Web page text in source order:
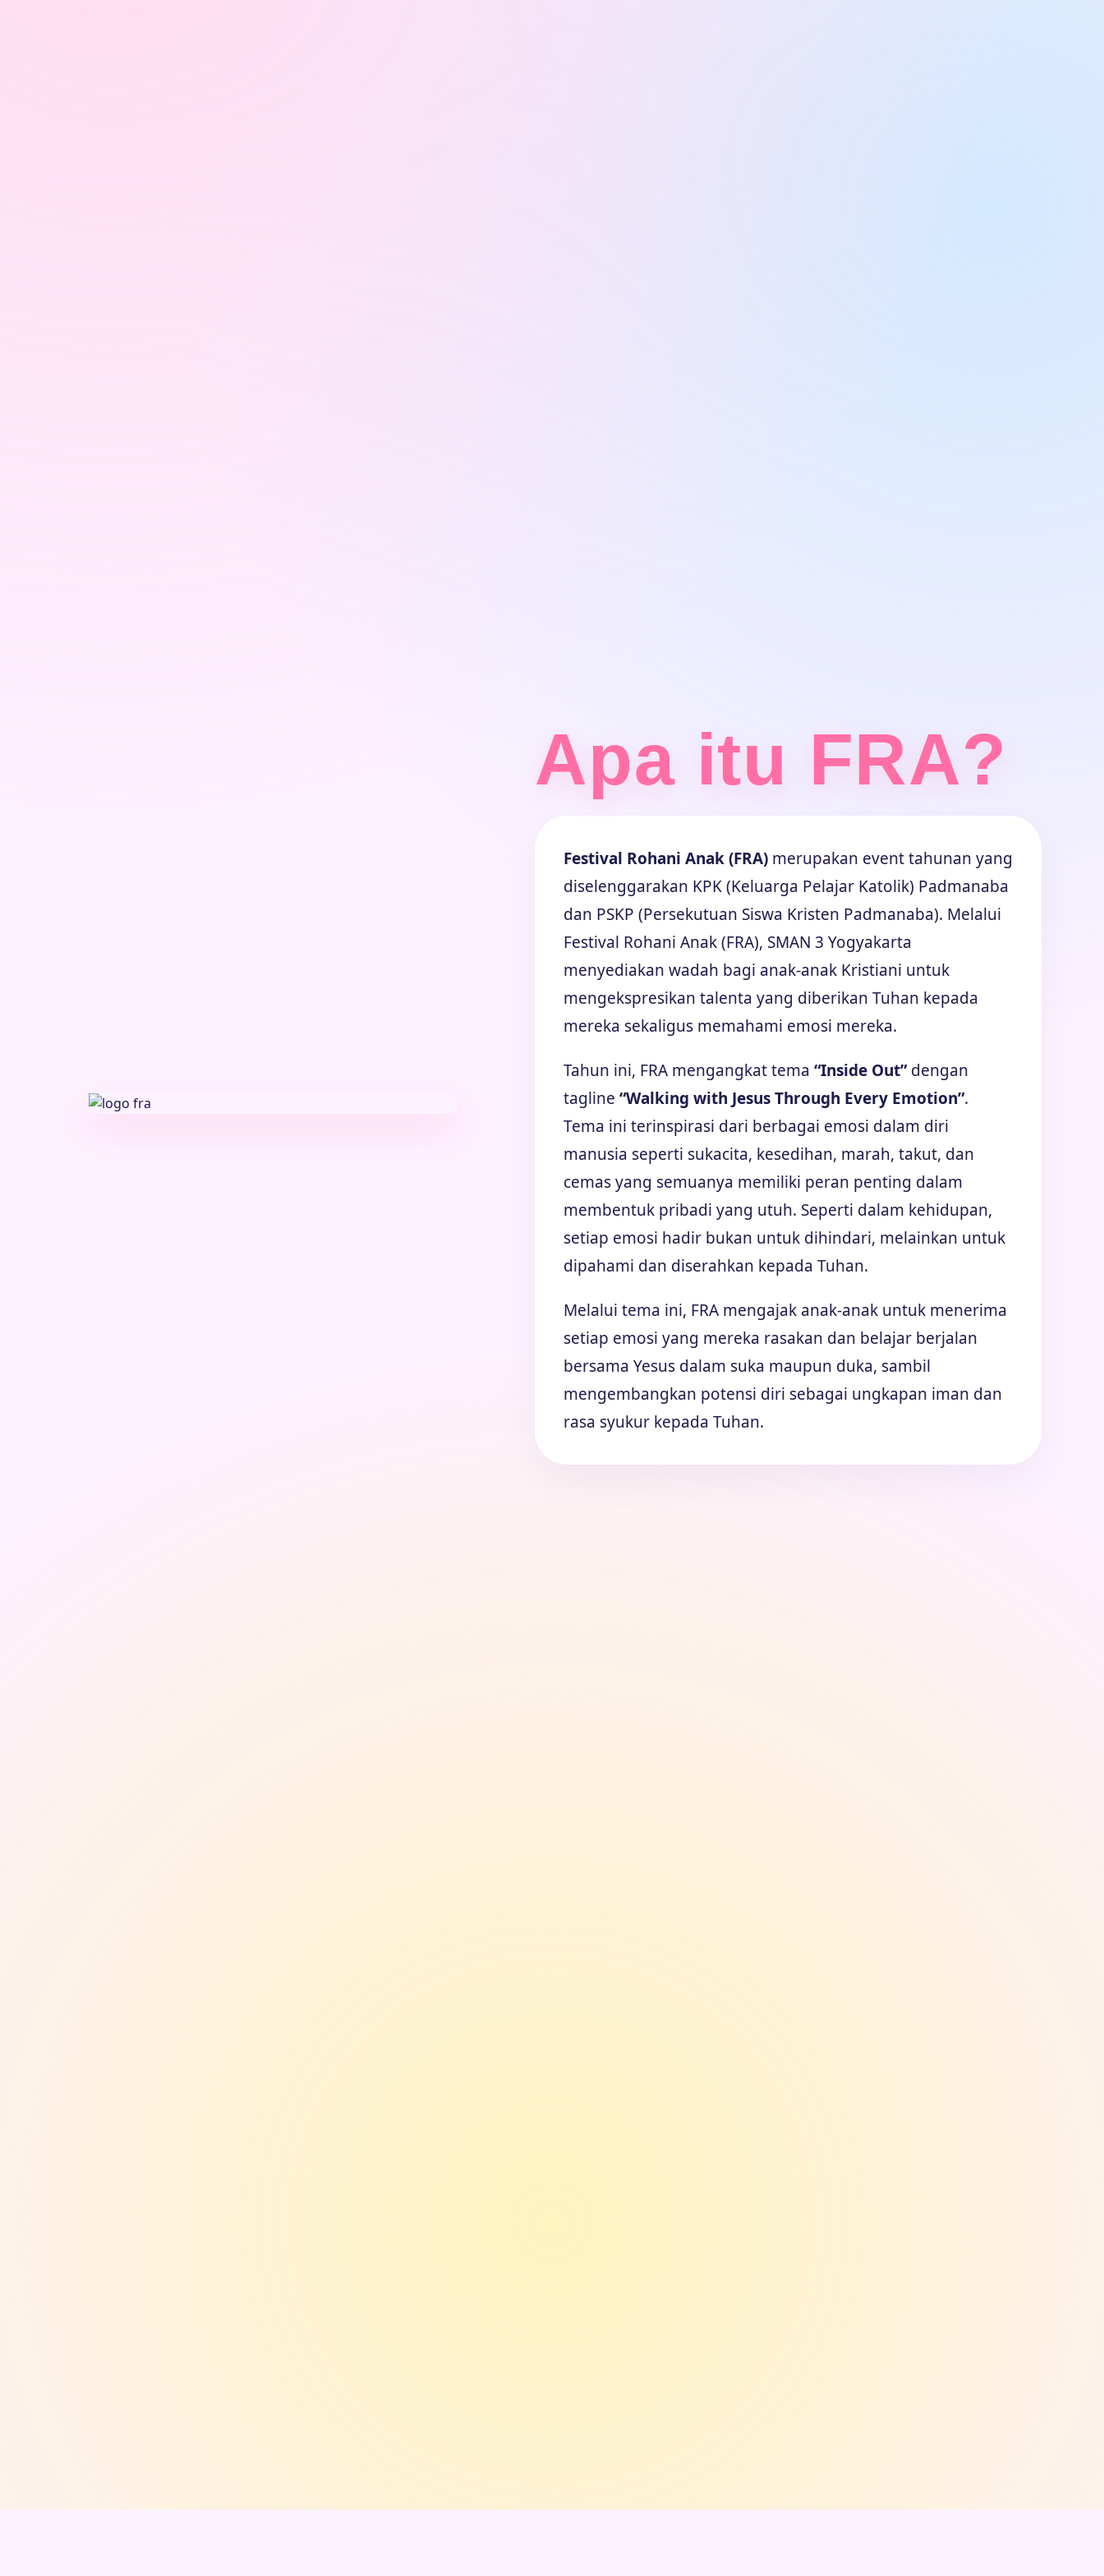
Apa itu FRA?
Festival Rohani Anak (FRA)merupakan event tahunan yang
diselenggarakan KPK (Keluarga Pelajar Katolik) Padmanaba
dan PSKP (Persekutuan Siswa Kristen Padmanaba). Melalui
Festival Rohani Anak (FRA), SMAN 3 Yogyakarta
menyediakan wadah bagi anak-anak Kristiani untuk
mengekspresikan talenta yang diberikan Tuhan kepada
mereka sekaligus memahami emosi mereka.
Tahun ini, FRA mengangkat tema “Inside Out”dengan
tagline “Walking with Jesus Through Every Emotion”.
Tema ini terinspirasi dari berbagai emosi dalam diri
manusia seperti sukacita, kesedihan, marah, takut, dan
cemas yang semuanya memiliki peran penting dalam
membentuk pribadi yang utuh. Seperti dalam kehidupan,
setiap emosi hadir bukan untuk dihindari, melainkan untuk
dipahami dan diserahkan kepada Tuhan.
Melalui tema ini, FRA mengajak anak-anak untuk menerima
setiap emosi yang mereka rasakan dan belajar berjalan
bersama Yesus dalam suka maupun duka, sambil
mengembangkan potensi diri sebagai ungkapan iman dan
rasa syukur kepada Tuhan.